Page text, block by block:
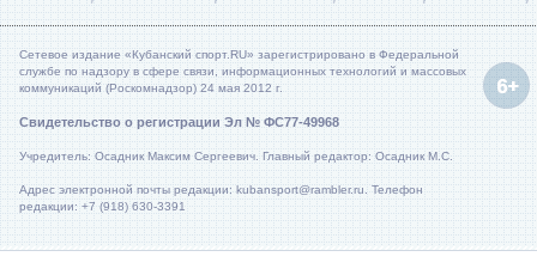
Сетевое издание «Кубанский спорт.RU» зарегистрировано в Федеральной
службе по надзору в сфере связи, информационных технологий и массовых
коммуникаций (Роскомнадзор) 24 мая 2012 г.
Свидетельство о регистрации Эл № ФС77-49968
Учредитель: Осадник Максим Сергеевич. Главный редактор: Осадник М.С.
Адрес электронной почты редакции: kubansport@rambler.ru. Телефон
редакции: +7 (918) 630-3391